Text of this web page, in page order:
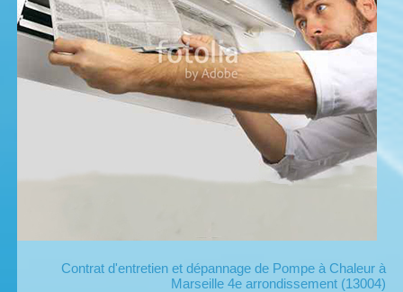
Contrat d'entretien et dépannage de Pompe à Chaleur à
Marseille 4e arrondissement (13004)